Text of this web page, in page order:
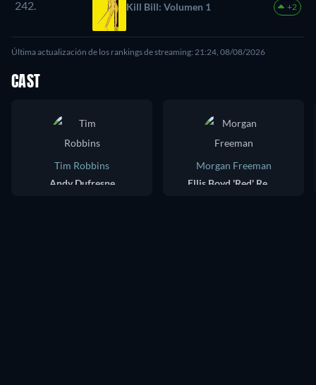
242. Kill Bill: Volumen 1 +2
Última actualización de los rankings de streaming: 21:24, 08/08/2026
CAST
Tim Robbins
Andy Dufresne
Morgan Freeman